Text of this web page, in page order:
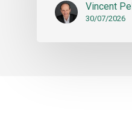
Vincent
30/07/2026